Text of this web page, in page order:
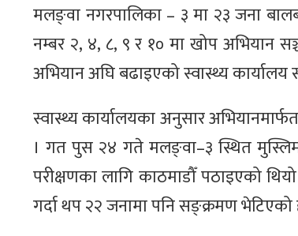
मलङ्वा नगरपालिका – ३ मा २३ जना
नम्बर २, ४, ८, ९ र १० मा खोप अभियान
अभियान अघि बढाइएको स्वास्थ्य कार्यालय
स्वास्थ्य कार्यालयका अनुसार
। गत पुस २४ गते मलङ्वा–३ स्थित
परीक्षणका लागि काठमाडौँ पठाइएको
गर्दा थप २२ जनामा पनि सङ्क्रमण भेटिएको